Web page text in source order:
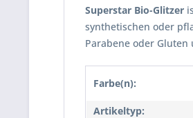
Superstar Bio-Glitzer
synthetischen oder
Parabene oder
Farbe(n):
Artikeltyp: